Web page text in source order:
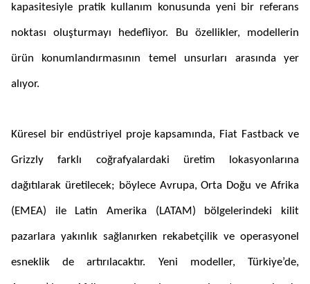
kapasitesiyle pratik kullanım konusunda yeni bir referans
noktası oluşturmayı hedefliyor. Bu özellikler, modellerin
ürün konumlandırmasının temel unsurları arasında yer
alıyor.
Küresel bir endüstriyel proje kapsamında, Fiat Fastback ve
Grizzly farklı coğrafyalardaki üretim lokasyonlarına
dağıtılarak üretilecek; böylece Avrupa, Orta Doğu ve Afrika
(EMEA) ile Latin Amerika (LATAM) bölgelerindeki kilit
pazarlara yakınlık sağlanırken rekabetçilik ve operasyonel
esneklik de artırılacaktır. Yeni modeller, Türkiye’de,